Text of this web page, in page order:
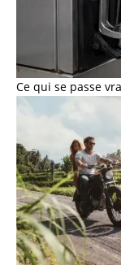
Ce qui se passe